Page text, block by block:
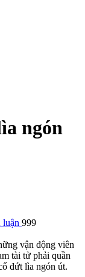
ngón
luận 999
vận động viên
tài tử phải quần
đứt lìa ngón út.